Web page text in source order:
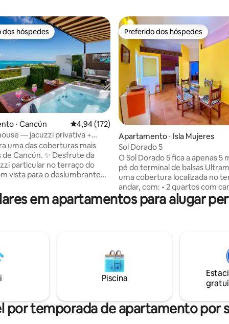
de 5, 82 avaliações
dos hóspedes
dos hóspedes
⋅ Cancún 4,94 de uma avaliação média de 5, 172
4,94 (172)
— jacuzzi privativa +
cobertura
uma das coberturas mais
✨ Desfrute da
particular no terraço do
vista para o deslumbrante
à balsa de Isla Mujeres. 🌃
da vida noturna de
do sol inesquecíveis. ✨ Crie
que você lembrará muito
suas férias terminarem.
Preferido dos hóspedes
Preferido dos hóspedes
Apartamento ⋅ Isla Mujeres
Sol Dorado 5
O Sol Dorado 5 fica a apenas 5
pé do terminal de balsas Ultramar.
uma cobertura localizada no
andar, com: • 2 quartos com
size • Sala de estar e jantar •
condicionado e Wi-Fi • Cozinha
mãe, Pia. Marcelina, nossa governanta,
também está por perto e ficará
ajudar se você precisar de
durante sua estadia.
em apartamentos para alugar
Piscina
por temporada de apartamento por